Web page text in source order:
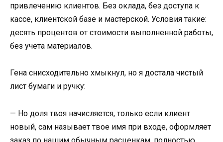
привлечению клиентов. Без оклада, без доступа к
кассе, клиентской базе и мастерской. Условия такие:
десять процентов от стоимости выполненной работы,
без учета материалов.
Гена снисходительно хмыкнул, но я достала чистый
лист бумаги и ручку:
— Но доля твоя начисляется, только если клиент
новый, сам называет твое имя при входе, оформляет
заказ по нашим обычным расценкам, полностью